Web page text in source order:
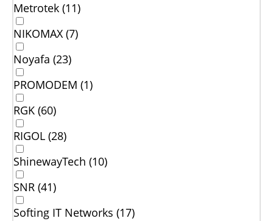
Metrotek (11)
NIKOMAX (7)
Noyafa (23)
PROMODEM (1)
RGK (60)
RIGOL (28)
ShinewayTech (10)
SNR (41)
Softing IT Networks (17)